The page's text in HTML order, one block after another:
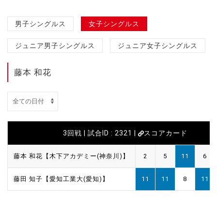
男子シングルス 女子シングルス
ジュニア男子シングルス ジュニア女子シングルス
藤本 和花
3回戦 | 試合ID : 2321 | スコアカード
藤本 和花【木下アカデミー(神奈川)】 2 5 11 6
藤田 知子【愛知工業大(愛知)】 11 11 8 11